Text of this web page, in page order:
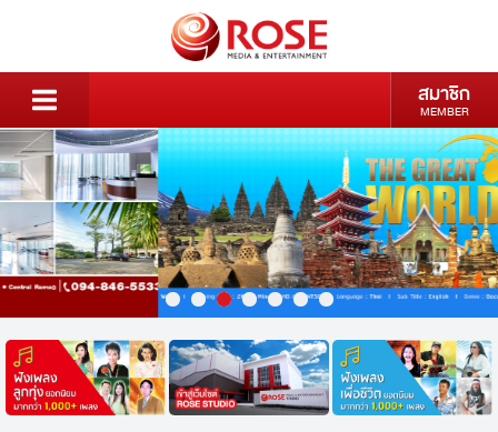
สมาชิก
MEMBER